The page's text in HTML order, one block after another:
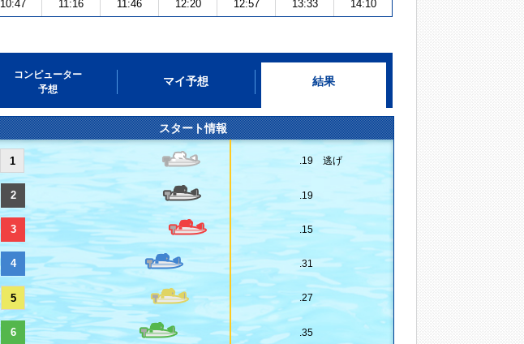
10:47 11:16 11:46 12:20 12:57 13:33 14:10
コンピューター
予想
マイ予想 結果
スタート情報
1 .19 逃げ
2 .19
3 .15
4 .31
5 .27
6 .35